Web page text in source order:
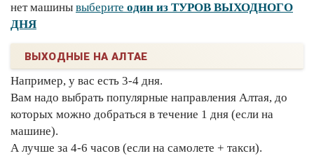
нет машины выберите один из ТУРОВ ВЫХОДНОГО
ДНЯ
ВЫХОДНЫЕ НА АЛТАЕ
Например, у вас есть 3-4 дня.
Вам надо выбрать популярные направления Алтая, до
которых можно добраться в течение 1 дня (если на
машине).
А лучше за 4-6 часов (если на самолете + такси).